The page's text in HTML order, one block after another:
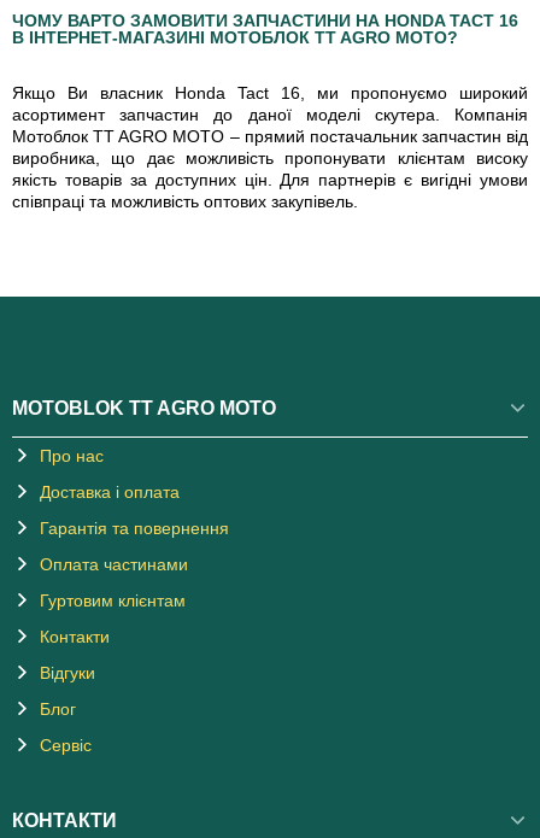
ЧОМУ ВАРТО ЗАМОВИТИ ЗАПЧАСТИНИ НА HONDA TACT 16
В ІНТЕРНЕТ-МАГАЗИНІ МОТОБЛОК TT AGRO MOTO?
Якщо Ви власник Honda Tact 16, ми пропонуємо широкий
асортимент запчастин до даної моделі скутера. Компанія
Мотоблок TT AGRO MOTO – прямий постачальник запчастин від
виробника, що дає можливість пропонувати клієнтам високу
якість товарів за доступних цін. Для партнерів є вигідні умови
співпраці та можливість оптових закупівель.
MOTOBLOK TT AGRO MOTO
Про нас
Доставка і оплата
Гарантія та повернення
Оплата частинами
Гуртовим клієнтам
Контакти
Відгуки
Блог
Сервіс
КОНТАКТИ